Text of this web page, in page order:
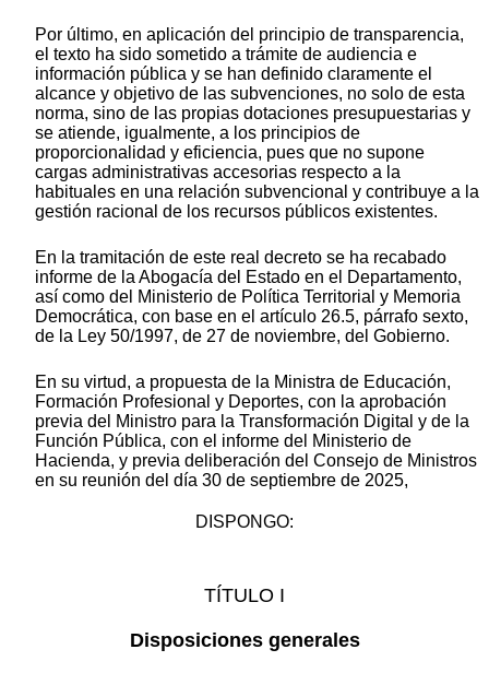
Por último, en aplicación del principio de transparencia,
el texto ha sido sometido a trámite de audiencia e
información pública y se han definido claramente el
alcance y objetivo de las subvenciones, no solo de esta
norma, sino de las propias dotaciones presupuestarias y
se atiende, igualmente, a los principios de
proporcionalidad y eficiencia, pues que no supone
cargas administrativas accesorias respecto a la
habituales en una relación subvencional y contribuye a la
gestión racional de los recursos públicos existentes.
En la tramitación de este real decreto se ha recabado
informe de la Abogacía del Estado en el Departamento,
así como del Ministerio de Política Territorial y Memoria
Democrática, con base en el artículo 26.5, párrafo sexto,
de la Ley 50/1997, de 27 de noviembre, del Gobierno.
En su virtud, a propuesta de la Ministra de Educación,
Formación Profesional y Deportes, con la aprobación
previa del Ministro para la Transformación Digital y de la
Función Pública, con el informe del Ministerio de
Hacienda, y previa deliberación del Consejo de Ministros
en su reunión del día 30 de septiembre de 2025,
DISPONGO:
TÍTULO I
Disposiciones generales